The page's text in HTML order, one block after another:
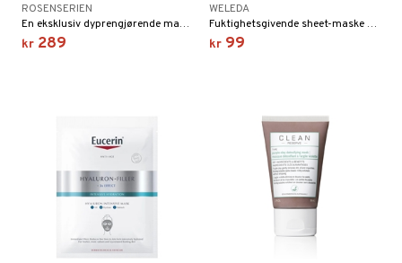
ROSENSERIEN
En eksklusiv dyprengjørende maske som inneholder rosa leire. Masken er avslappende, mykgjørende og balanserende på huden. Passer alle hudtyper.
kr 289
WELEDA
Fuktighetsgivende sheet-maske med eksosomer og peptider
kr 99